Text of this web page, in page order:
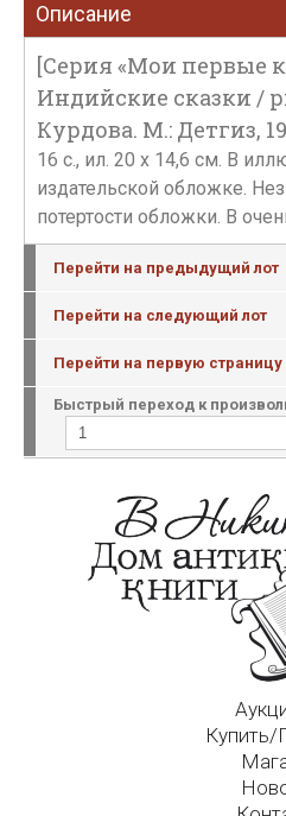
Описание
[Серия «Мои первые
Индийские сказки /
Курдова. М.: Детгиз,
16 с., ил. 20 х 14,6 см. В
издательской обложке.
потертости обложки. В
Перейти на предыдущий лот
Перейти на следующий лот
Перейти на первую страницу
Быстрый переход к
Купить/